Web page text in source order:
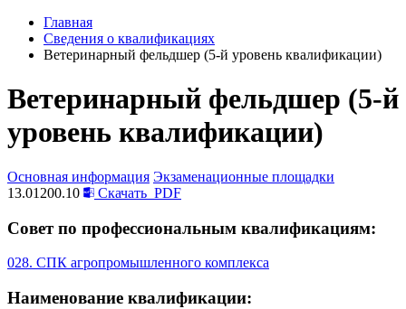
Главная
Сведения о квалификациях
Ветеринарный фельдшер (5-й уровень квалификации)
Ветеринарный фельдшер (5-й
уровень квалификации)
Основная информация Экзаменационные площадки
13.01200.10
Скачать PDF
Совет по профессиональным квалификациям:
028. СПК агропромышленного комплекса
Наименование квалификации: